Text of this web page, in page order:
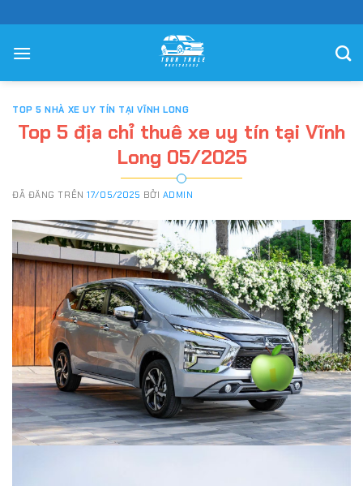
đến
nội
TOP 5 NHÀ XE UY TÍN TẠI VĨNH LONG
Top 5 địa chỉ thuê xe uy tín tại Vĩnh
Long 05/2025
ĐÃ ĐĂNG TRÊN17/05/2025 BỞI ADMIN